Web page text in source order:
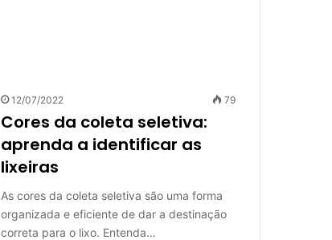
12/07/2022 79
Cores da coleta seletiva:
aprenda a identificar as
lixeiras
As cores da coleta seletiva são uma forma
organizada e eficiente de dar a destinação
correta para o lixo. Entenda…